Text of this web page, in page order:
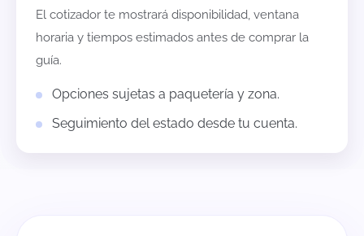
El cotizador te mostrará disponibilidad, ventana
horaria y tiempos estimados antes de comprar la
guía.
Opciones sujetas a paquetería y zona.
Seguimiento del estado desde tu cuenta.